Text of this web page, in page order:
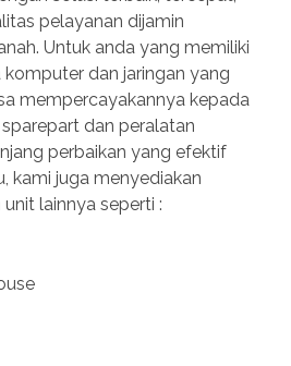
pelayanan dijamin
Untuk anda yang memiliki
dan jaringan yang
mempercayakannya kepada
dan peralatan
perbaikan yang efektif
kami juga menyediakan
lainnya seperti :